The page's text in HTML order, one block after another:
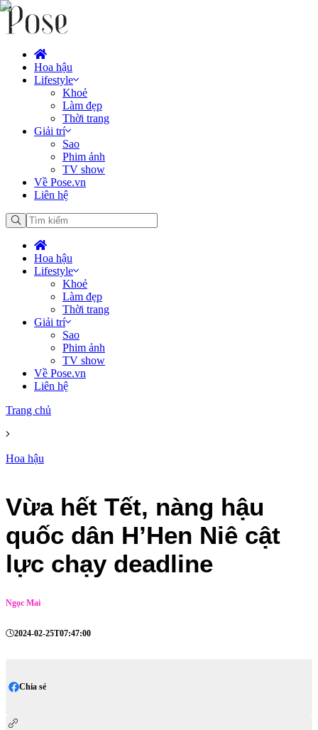
Hoa hậu
Lifestyle
Khoẻ
Làm đẹp
Thời trang
Giải trí
Sao
Phim ảnh
TV show
Về Pose.vn
Liên hệ
Hoa hậu
Lifestyle
Khoẻ
Làm đẹp
Thời trang
Giải trí
Sao
Phim ảnh
TV show
Về Pose.vn
Liên hệ
Trang chủ
Hoa hậu
Vừa hết Tết, nàng hậu
quốc dân H’Hen Niê cật
lực chạy deadline
Ngọc Mai
2024-02-25T07:47:00
Chia sẻ